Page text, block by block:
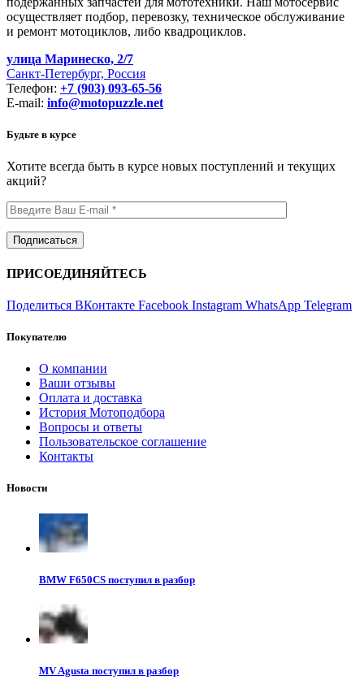
осуществляет подбор, перевозку, техническое обслуживание
и ремонт мотоциклов, либо квадроциклов.
улица Маринеско, 2/7
Санкт-Петербург, Россия
Телефон: +7 (903) 093-65-56
E-mail: info@motopuzzle.net
Будьте в курсе
Хотите всегда быть в курсе новых поступлений и текущих
акций?
ПРИСОЕДИНЯЙТЕСЬ
Поделиться ВКонтакте Facebook Instagram WhatsApp Telegram
Покупателю
О компании
Ваши отзывы
Оплата и доставка
История Мотоподбора
Вопросы и ответы
Пользовательское соглашение
Контакты
Новости
BMW F650CS поступил в разбор
MV Agusta поступил в разбор